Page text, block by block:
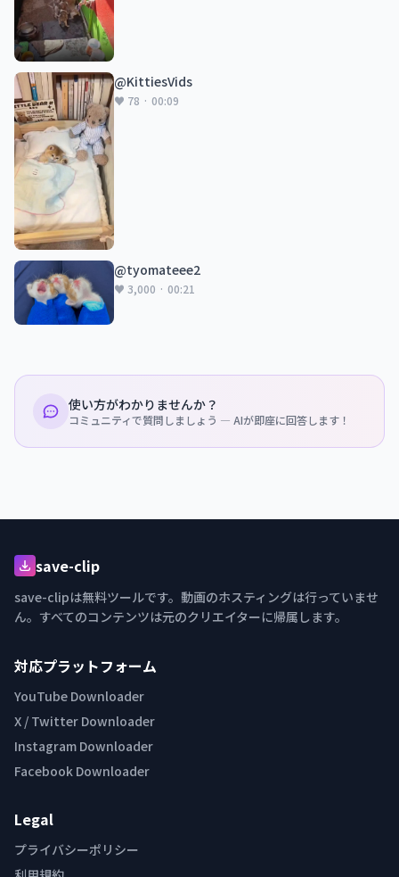
@KittiesVids
♥ 78 · 00:09
@tyomateee2
♥ 3,000 · 00:21
使い方がわかりませんか？
コミュニティで質問しましょう — AIが即座に回答します！
save-clip
save-clipは無料ツールです。動画のホスティングは行っていませ
ん。すべてのコンテンツは元のクリエイターに帰属します。
対応プラットフォーム
YouTube Downloader
X / Twitter Downloader
Instagram Downloader
Facebook Downloader
Legal
プライバシーポリシー